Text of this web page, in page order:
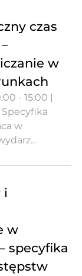
czas
w
- 15:00 |
w
i
w
specyfika